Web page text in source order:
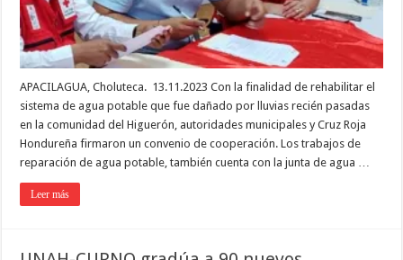
APACILAGUA, Choluteca. 13.11.2023 Con la finalidad de rehabilitar el
sistema de agua potable que fue dañado por lluvias recién pasadas
en la comunidad del Higuerón, autoridades municipales y Cruz Roja
Hondureña firmaron un convenio de cooperación. Los trabajos de
reparación de agua potable, también cuenta con la junta de agua …
Leer más